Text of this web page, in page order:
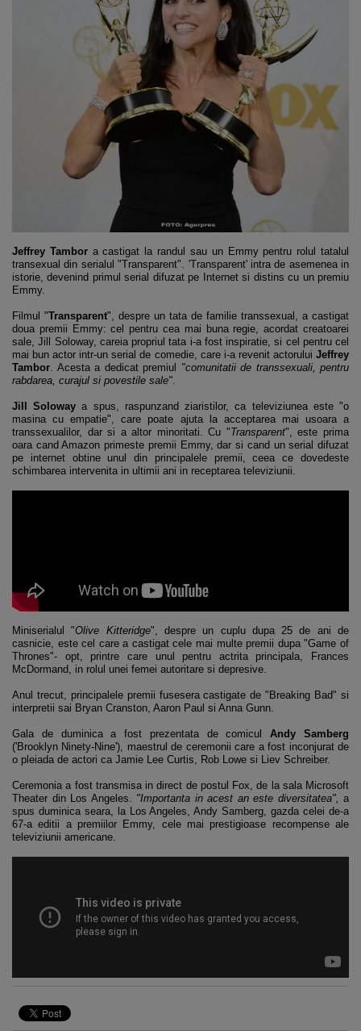
Jeffrey Tambora castigat la randul sau un Emmy pentru rolul tatalul
transexual din serialul "Transparent". 'Transparent' intra de asemenea in
istorie, devenind primul serial difuzat pe Internet si distins cu un premiu
Emmy.
Filmul "Transparent", despre un tata de familie transsexual, a castigat
doua premii Emmy: cel pentru cea mai buna regie, acordat creatoarei
sale, Jill Soloway, careia propriul tata i-a fost inspiratie, si cel pentru cel
mai bun actor intr-un serial de comedie, care i-a revenit actorului Jeffrey
Tambor . Acesta a dedicat premiul "comunitatii de transsexuali, pentru
rabdarea, curajul si povestile sale"
Jill Solowaya spus, raspunzand ziaristilor, ca televiziunea este "o
masina cu empatie", care poate ajuta la acceptarea mai usoara a
transsexualilor, dar si a altor minoritati. Cu "Transparent", este prima
oara cand Amazon primeste premii Emmy, dar si cand un serial difuzat
pe internet obtine unul din principalele premii, ceea ce dovedeste
schimbarea intervenita in ultimii ani in receptarea televiziunii.
Miniserialul "Olive Kitteridge", despre un cuplu dupa 25 de ani de
casnicie, este cel care a castigat cele mai multe premii dupa "Game of
Thrones"- opt, printre care unul pentru actrita principala, Frances
McDormand, in rolul unei femei autoritare si depresive.
Anul trecut, principalele premii fusesera castigate de "Breaking Bad" si
interpretii sai Bryan Cranston, Aaron Paul si Anna Gunn.
Gala de duminica a fost prezentata de comiculAndy Samberg
('Brooklyn Ninety-Nine'), maestrul de ceremonii care a fost inconjurat de
o pleiada de actori ca Jamie Lee Curtis, Rob Lowe si Liev Schreiber.
Ceremonia a fost transmisa in direct de postul Fox, de la sala Microsoft
Theater din Los Angeles. "Importanta in acest an este diversitatea", a
spus duminica seara, la Los Angeles, Andy Samberg, gazda celei de-a
67-a editii a premiilor Emmy, cele mai prestigioase recompense ale
televiziunii americane.